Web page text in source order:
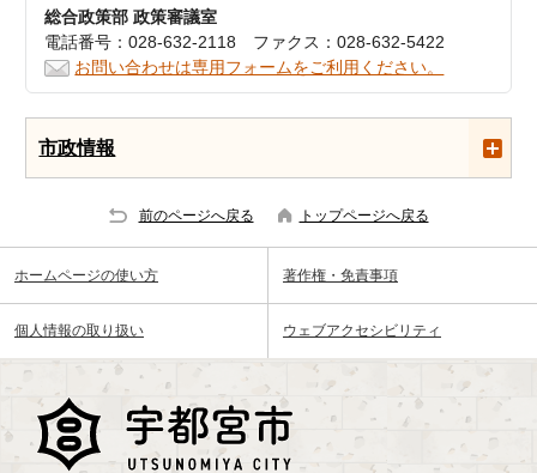
総合政策部 政策審議室
電話番号：028-632-2118 ファクス：028-632-5422
お問い合わせは専用フォームをご利用ください。
市政情報
前のページへ戻る トップページへ戻る
ホームページの使い方 著作権・免責事項
個人情報の取り扱い ウェブアクセシビリティ